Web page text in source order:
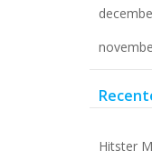
Hitster